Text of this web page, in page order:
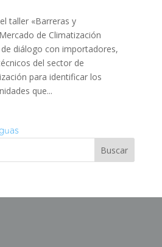
taller «Barreras y
de Climatización
diálogo con importadores,
del sector de
para identificar los
que...
Buscar